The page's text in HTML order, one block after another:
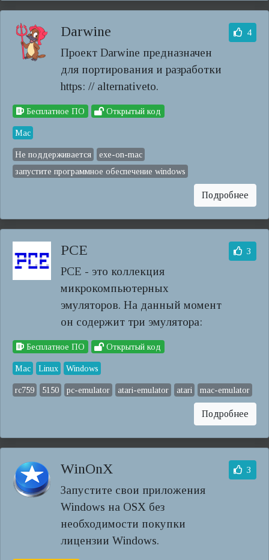
Darwine
Проект Darwine предназначен
для портирования и разработки
https: // alternativeto.
4
Бесплатное ПО Открытый код
Mac
Не поддерживается
exe-on-mac
запустите программное обеспечение windows
Подробнее
PCE
PCE - это коллекция
микрокомпьютерных
эмуляторов. На данный момент
он содержит три эмулятора:
3
Бесплатное ПО Открытый код
Mac Linux Windows
rc759 5150 pc-emulator atari-emulator atari mac-emulator
Подробнее
WinOnX
Запустите свои приложения
Windows на OSX без
необходимости покупки
лицензии Windows.
3